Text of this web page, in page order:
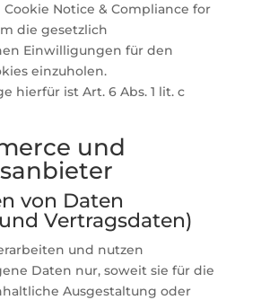
Cookie Notice & Compliance for
die gesetzlich
Einwilligungen für den
einzuholen.
hierfür ist Art. 6 Abs. 1 lit. c
und
von Daten
Vertragsdaten)
und nutzen
Daten nur, soweit sie für die
Ausgestaltung oder